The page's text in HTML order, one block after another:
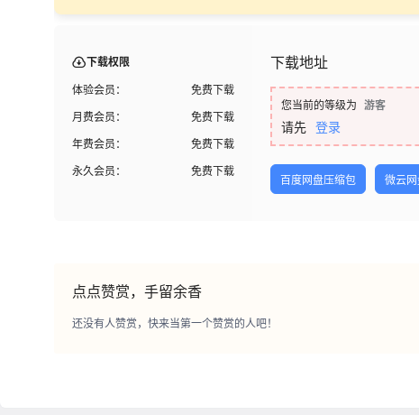
下载权限
体验会员：
免费下载
月费会员：
免费下载
年费会员：
免费下载
永久会员：
免费下载
下载地址
您当前的等级为 游客
请先 登录
百度网盘压缩包 微云
点点赞赏，手留余香
还没有人赞赏，快来当第一个赞赏的人吧！